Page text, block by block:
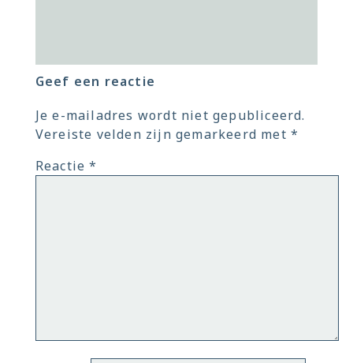
Geef een reactie
Je e-mailadres wordt niet gepubliceerd.
Vereiste velden zijn gemarkeerd met *
Reactie*